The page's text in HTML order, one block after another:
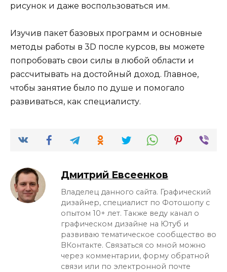
рисунок и даже воспользоваться им.
Изучив пакет базовых программ и основные
методы работы в 3D после курсов, вы можете
попробовать свои силы в любой области и
рассчитывать на достойный доход. Главное,
чтобы занятие было по душе и помогало
развиваться, как специалисту.
Дмитрий Евсеенков
Владелец данного сайта. Графический
дизайнер, специалист по Фотошопу с
опытом 10+ лет. Также веду канал о
графическом дизайне на Ютуб и
развиваю тематическое сообщество во
ВКонтакте. Связаться со мной можно
через комментарии, форму обратной
связи или по электронной почте